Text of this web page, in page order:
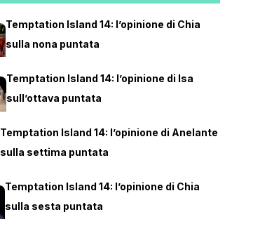
Temptation Island 14: l’opinione di Chia
sulla nona puntata
Temptation Island 14: l’opinione di Isa
sull’ottava puntata
Temptation Island 14: l’opinione di Anelante
sulla settima puntata
Temptation Island 14: l’opinione di Chia
sulla sesta puntata